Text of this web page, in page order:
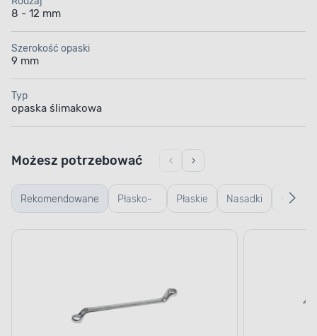
8 - 12 mm
Szerokość opaski
9 mm
Typ
opaska ślimakowa
Rekomendowane Płasko-
oczkowe
Płaskie Nasadki
Możesz potrzebować